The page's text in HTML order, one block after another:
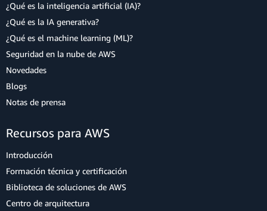
¿Qué es la inteligencia artificial (IA)?
¿Qué es la IA generativa?
¿Qué es el machine learning (ML)?
Seguridad en la nube de AWS
Novedades
Blogs
Notas de prensa
Recursos para AWS
Introducción
Formación técnica y certificación
Biblioteca de soluciones de AWS
Centro de arquitectura